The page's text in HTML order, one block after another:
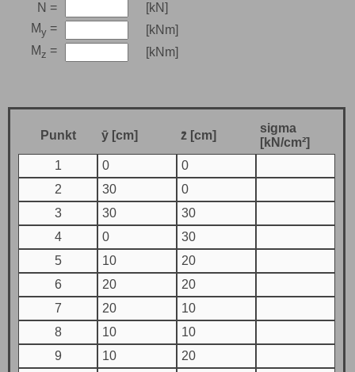
N =
[kN]
My =
[kNm]
Mz = [kNm]
Punkt ȳ [cm] z̄ [cm]
sigma
[kN/cm²]
1
0
0
2
30
0
3
30
30
4
0
30
5
10
20
6
20
20
7
20
10
8
10
10
9
10
20